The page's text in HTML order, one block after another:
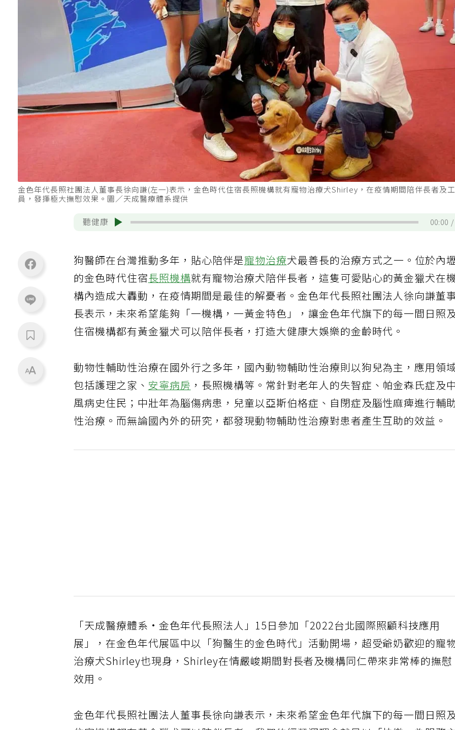
金色年代長照社團法人董事長徐向謙(左一)表示，金色時代住宿長照機構就有寵物治療犬Shirley，在疫情期間陪伴長者及
員，發揮極大撫慰效果。圖／天成醫療體系提供
聽健康 00:00
狗醫師在台灣推動多年，貼心陪伴是寵物治療犬最善長的治療方式之一。位於內
的金色時代住宿長照機構就有寵物治療犬陪伴長者，這隻可愛貼心的黃金獵犬在
構內造成大轟動，在疫情期間是最佳的解憂者。金色年代長照社團法人徐向謙董
長表示，未來希望能夠「一機構，一黃金特色」，讓金色年代旗下的每一間日照
住宿機構都有黃金獵犬可以陪伴長者，打造大健康大娛樂的金齡時代。
動物性輔助性治療在國外行之多年，國內動物輔助性治療則以狗兒為主，應用領
包括護理之家、安寧病房 ，長照機構等。常針對老年人的失智症、帕金森氏症及
風病史住民；中壯年為腦傷病患，兒童以亞斯伯格症、自閉症及腦性麻痺進行輔
性治療。而無論國內外的研究，都發現動物輔助性治療對患者產生互助的效益。
「天成醫療體系•金色年代長照法人」15日參加「2022台北國際照顧科技應用
展」，在金色年代展區中以「狗醫生的金色時代」活動開場，超受爺奶歡迎的寵
治療犬Shirley也現身，Shirley在情嚴峻期間對長者及機構同仁帶來非常棒的撫慰
效用。
金色年代長照社團法人董事長徐向謙表示，未來希望金色年代旗下的每一間日照